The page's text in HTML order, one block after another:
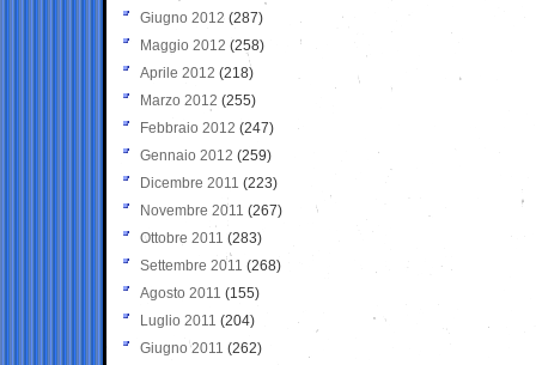
Giugno 2012 (287)
Maggio 2012 (258)
Aprile 2012 (218)
Marzo 2012 (255)
Febbraio 2012 (247)
Gennaio 2012 (259)
Dicembre 2011 (223)
Novembre 2011 (267)
Ottobre 2011 (283)
Settembre 2011 (268)
Agosto 2011 (155)
Luglio 2011 (204)
Giugno 2011 (262)